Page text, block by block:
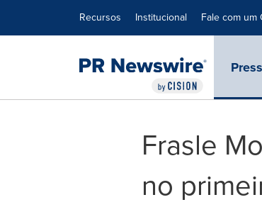
Recursos Institucional Fale com um
Frasle
no